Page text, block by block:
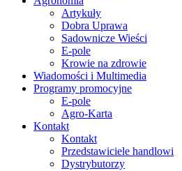
Artykuły
Dobra Uprawa
Sadownicze Wieści
E-pole
Krowie na zdrowie
Wiadomości i Multimedia
Programy promocyjne
E-pole
Agro-Karta
Kontakt
Kontakt
Przedstawiciele handlowi
Dystrybutorzy